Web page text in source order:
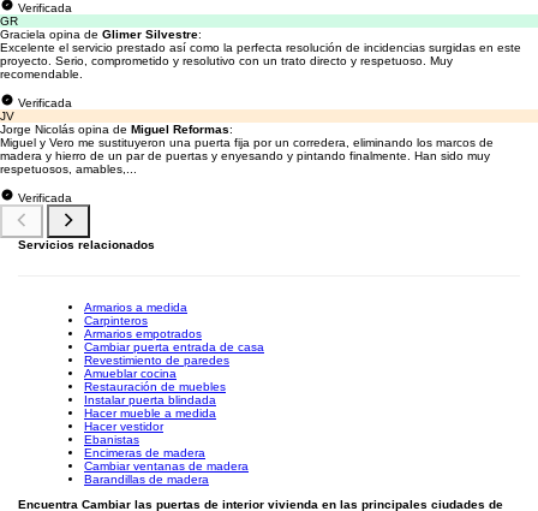
Verificada
GR
Graciela opina de Glimer Silvestre:
Excelente el servicio prestado así como la perfecta resolución de incidencias surgidas en este
proyecto. Serio, comprometido y resolutivo con un trato directo y respetuoso. Muy
recomendable.
Verificada
JV
Jorge Nicolás opina de Miguel Reformas:
Miguel y Vero me sustituyeron una puerta fija por un corredera, eliminando los marcos de
madera y hierro de un par de puertas y enyesando y pintando finalmente. Han sido muy
respetuosos, amables,...
Verificada
Servicios relacionados
Armarios a medida
Carpinteros
Armarios empotrados
Cambiar puerta entrada de casa
Revestimiento de paredes
Amueblar cocina
Restauración de muebles
Instalar puerta blindada
Hacer mueble a medida
Hacer vestidor
Ebanistas
Encimeras de madera
Cambiar ventanas de madera
Barandillas de madera
Encuentra Cambiar las puertas de interior vivienda en las principales ciudades de